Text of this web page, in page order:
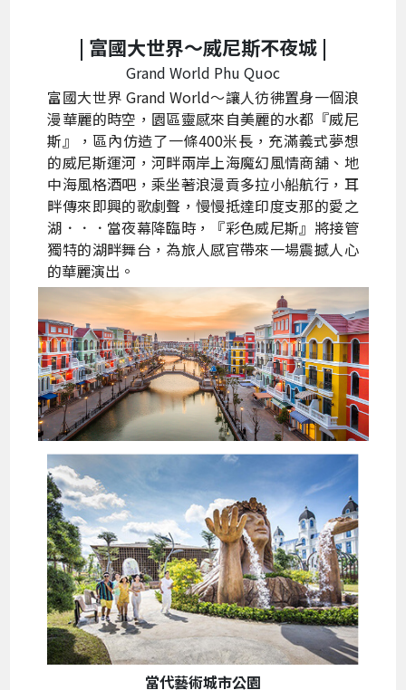
| 富國大世界～威尼斯不夜城 |
Grand World Phu Quoc
富國大世界 Grand World～讓人彷彿置身一個浪
漫華麗的時空，園區靈感來自美麗的水都『威尼
斯』，區內仿造了一條400米長，充滿義式夢想
的威尼斯運河，河畔兩岸上海魔幻風情商舖、地
中海風格酒吧，乘坐著浪漫貢多拉小船航行，耳
畔傳來即興的歌劇聲，慢慢抵達印度支那的愛之
湖．．．當夜幕降臨時，『彩色威尼斯』將接管
獨特的湖畔舞台，為旅人感官帶來一場震撼人心
的華麗演出。
當代藝術城市公園